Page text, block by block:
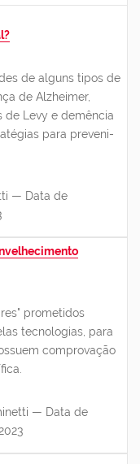
de alguns tipos de
de Alzheimer,
de Levy e demência
para preveni-
— Data de
prometidos
tecnologias, para
comprovação
— Data de